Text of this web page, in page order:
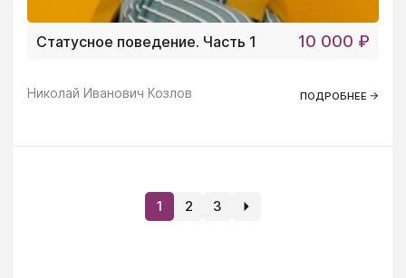
Статусное поведение. Часть 1 10 000 ₽
Николай Иванович Козлов ПОДРОБНЕЕ
1 2 3